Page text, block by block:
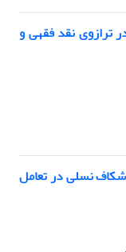
ترازوی نقد فقهی و
نسلی در تعامل